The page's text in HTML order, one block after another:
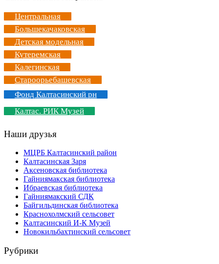
Центральная
Большекачаковская
Детская модельная
Кутеремская
Калегинская
Староорьебашевская
Фонд Калтасинский рн
Калтас. РИК Музей
Наши друзья
МЦРБ Калтасинский район
Калтасинская Заря
Аксеновская библиотека
Гайниямакская библиотека
Ибраевская библиотека
Гайниямакский СДК
Байгильдинская библиотека
Краснохолмский сельсовет
Калтасинский И-К Музей
Новокильбахтинский сельсовет
Рубрики